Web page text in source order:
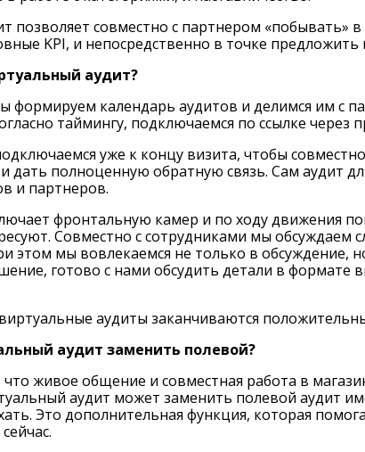
позволяет совместно с партнером «побывать»
KPI, и непосредственно в точке
аудит?
календарь аудитов и делимся им с
таймингу, подключаемся по ссылке через
уже к концу визита, чтобы
дать полноценную обратную связь. Сам аудит
и партнеров.
фронтальную камер и по ходу движения
Совместно с сотрудниками мы обсуждаем
этом мы вовлекаемся не только в обсуждение,
готово с нами обсудить детали в формате
виртуальные аудиты заканчиваются
аудит заменить полевой?
живое общение и совместная работа в
аудит может заменить полевой аудит
Это дополнительная функция, которая